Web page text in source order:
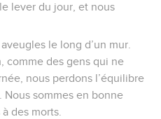
lever du jour, et nous
le long d’un mur.
comme des gens qui ne
nous perdons l’équilibre
Nous sommes en bonne
des morts.